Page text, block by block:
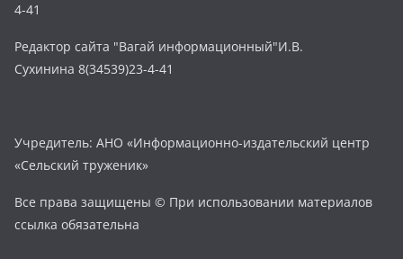
4-41
Редактор сайта "Вагай информационный"И.В.
Сухинина 8(34539)23-4-41
Учредитель: АНО «Информационно-издательский центр
«Сельский труженик»
Все права защищены © При использовании материалов
ссылка обязательна